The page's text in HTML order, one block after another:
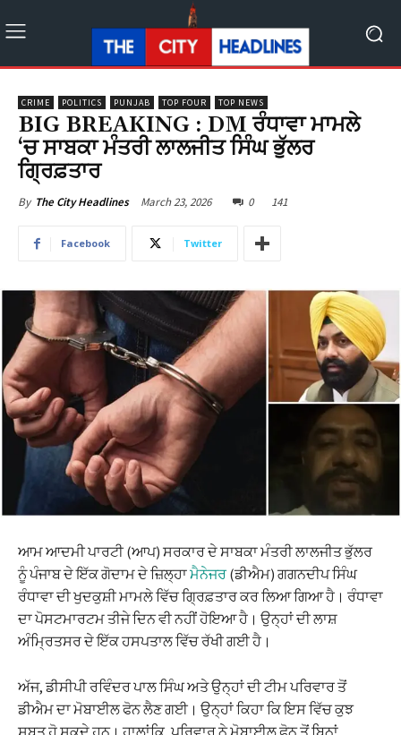
CRIME POLITICS PUNJAB TOP FOUR TOP NEWS
BIG BREAKING : DM ਰੰਧਾਵਾ ਮਾਮਲੇ
‘ਚ ਸਾਬਕਾ ਮੰਤਰੀ ਲਾਲਜੀਤ ਸਿੰਘ ਭੁੱਲਰ
ਗ੍ਰਿਫ਼ਤਾਰ
By The City Headlines March 23, 2026 0 141
Facebook Twitter
ਆਮ ਆਦਮੀ ਪਾਰਟੀ (ਆਪ) ਸਰਕਾਰ ਦੇ ਸਾਬਕਾ ਮੰਤਰੀ ਲਾਲਜੀਤ ਭੁੱਲਰ
ਨੂੰ ਪੰਜਾਬ ਦੇ ਇੱਕ ਗੋਦਾਮ ਦੇ ਜ਼ਿਲ੍ਹਾਮੈਨੇਜਰ (ਡੀਐਮ) ਗਗਨਦੀਪ ਸਿੰਘ
ਰੰਧਾਵਾ ਦੀ ਖੁਦਕੁਸ਼ੀ ਮਾਮਲੇ ਵਿੱਚ ਗ੍ਰਿਫ਼ਤਾਰ ਕਰ ਲਿਆ ਗਿਆ ਹੈ। ਰੰਧਾਵਾ
ਦਾ ਪੋਸਟਮਾਰਟਮ ਤੀਜੇ ਦਿਨ ਵੀ ਨਹੀਂ ਹੋਇਆ ਹੈ। ਉਨ੍ਹਾਂ ਦੀ ਲਾਸ਼
ਅੰਮ੍ਰਿਤਸਰ ਦੇ ਇੱਕ ਹਸਪਤਾਲ ਵਿੱਚ ਰੱਖੀ ਗਈ ਹੈ।
ਅੱਜ, ਡੀਸੀਪੀ ਰਵਿੰਦਰ ਪਾਲ ਸਿੰਘ ਅਤੇ ਉਨ੍ਹਾਂ ਦੀ ਟੀਮ ਪਰਿਵਾਰ ਤੋਂ
ਡੀਐਮ ਦਾ ਮੋਬਾਈਲ ਫੋਨ ਲੈਣ ਗਈ। ਉਨ੍ਹਾਂ ਕਿਹਾ ਕਿ ਇਸ ਵਿੱਚ ਕੁਝ